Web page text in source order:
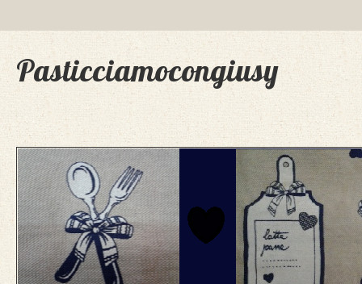
Pasticciamocongiusy